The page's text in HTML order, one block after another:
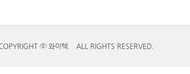
ⓒ 와이텍. ALL RIGHTS RESERVED.